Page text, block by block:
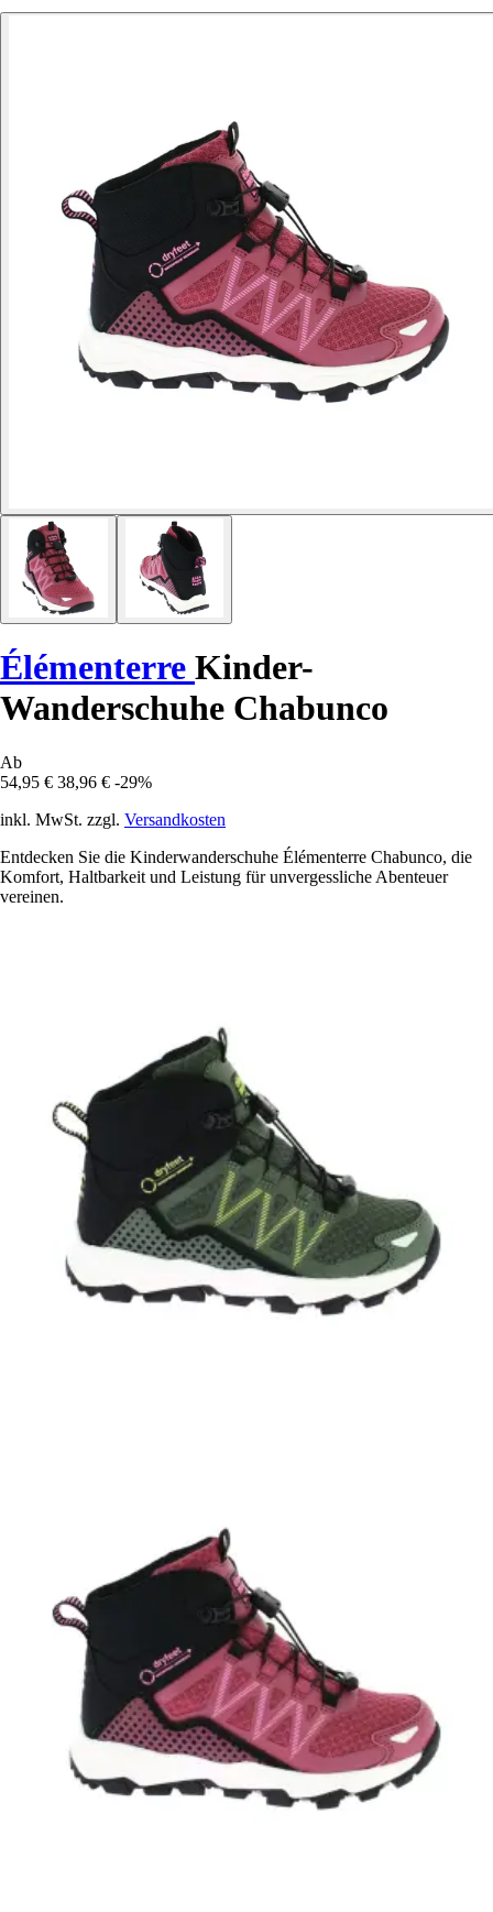
Élémenterre Kinder-
Wanderschuhe Chabunco
Ab
54,95 € 38,96 € -29%
inkl. MwSt. zzgl. Versandkosten
Entdecken Sie die Kinderwanderschuhe Élémenterre Chabunco, die
Komfort, Haltbarkeit und Leistung für unvergessliche Abenteuer
vereinen.